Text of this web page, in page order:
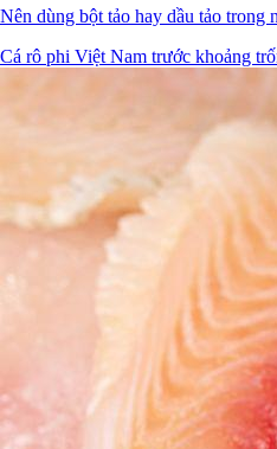
Nên dùng bột tảo hay dầu tảo trong
Cá rô phi Việt Nam trước khoảng